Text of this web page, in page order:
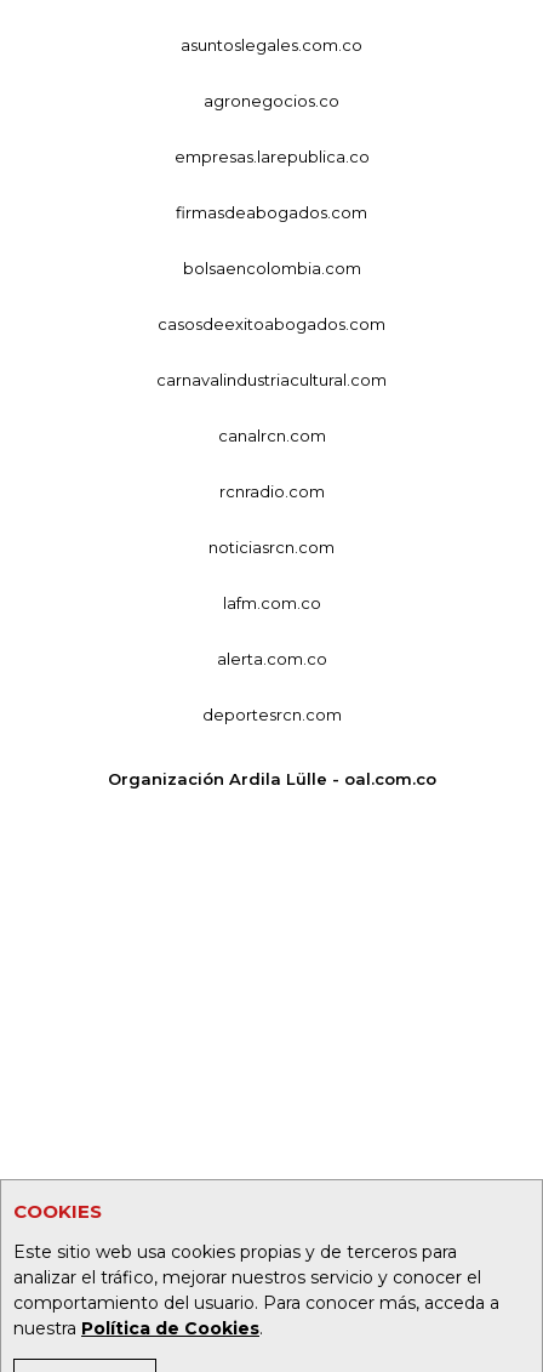
COOKIES
Este sitio web usa cookies propias y de terceros para
analizar el tráfico, mejorar nuestros servicio y conocer el
comportamiento del usuario. Para conocer más, acceda a
nuestra Política de Cookies.
asuntoslegales.com.co
agronegocios.co
empresas.larepublica.co
firmasdeabogados.com
bolsaencolombia.com
casosdeexitoabogados.com
carnavalindustriacultural.com
canalrcn.com
rcnradio.com
noticiasrcn.com
lafm.com.co
alerta.com.co
deportesrcn.com
Organización Ardila Lülle - oal.com.co